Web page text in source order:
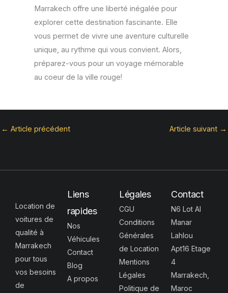
Marrakech offre une liberté inégalée pour
explorer cette destination fascinante. Elle
vous permet de vivre une aventure culturelle
unique, au rythme qui vous convient. Alors,
préparez-vous pour un voyage mémorable
au coeur de la ville rouge!
← Article précédent Article suivant →
Location de
voitures de
qualité à
Marrakech
pour tous
vos besoins
de
Liens
rapides
Nos
Véhicules
Contact
Blog
A propos
Légales
CGU
Conditions
Générales
de Location
Mentions
Légales
Politique de
Contact
N6 Lot Al
Manar
Lahlou
Apt16 Etage
4
Marrakech,
Maroc